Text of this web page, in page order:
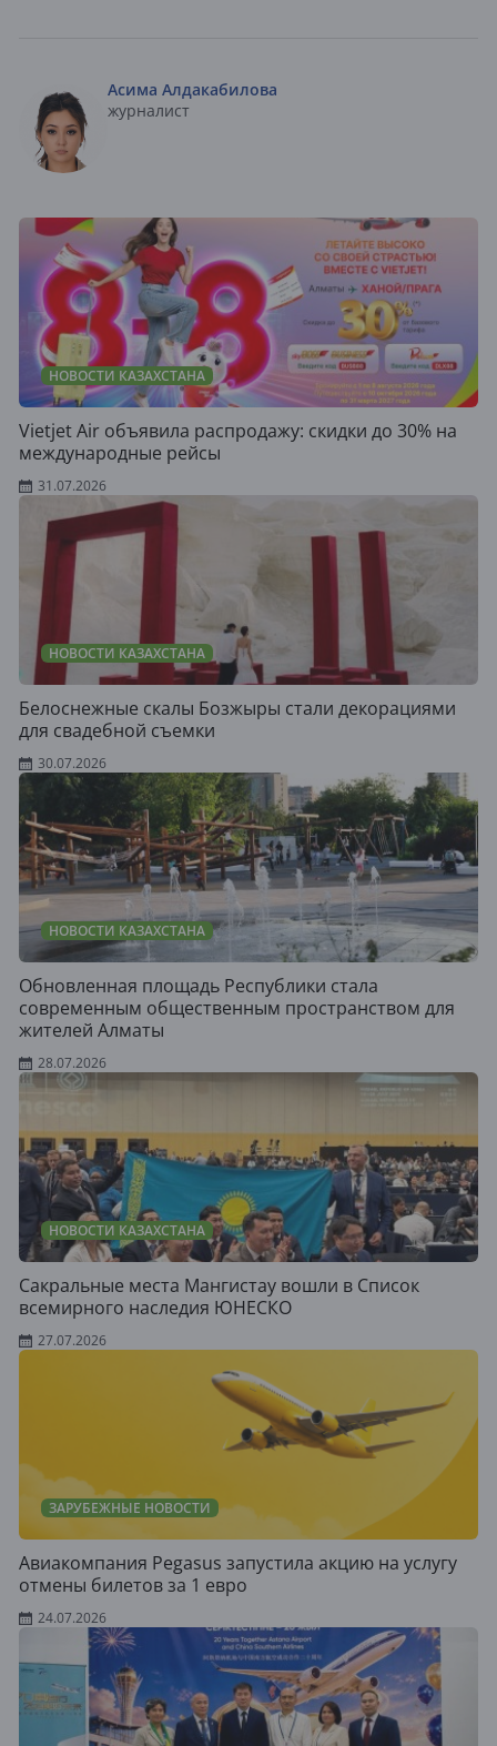
Асима Алдакабилова
журналист
НОВОСТИ КАЗАХСТАНА
Vietjet Air объявила распродажу: скидки до 30% на
международные рейсы
31.07.2026
НОВОСТИ КАЗАХСТАНА
Белоснежные скалы Бозжыры стали декорациями
для свадебной съемки
30.07.2026
НОВОСТИ КАЗАХСТАНА
Обновленная площадь Республики стала
современным общественным пространством для
жителей Алматы
28.07.2026
НОВОСТИ КАЗАХСТАНА
Сакральные места Мангистау вошли в Список
всемирного наследия ЮНЕСКО
27.07.2026
ЗАРУБЕЖНЫЕ НОВОСТИ
Авиакомпания Pegasus запустила акцию на услугу
отмены билетов за 1 евро
24.07.2026